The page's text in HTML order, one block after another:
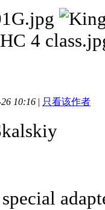
10:16 | 只看该作者